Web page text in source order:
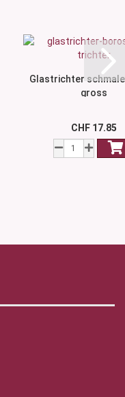
Glastrichter
gross
CHF 17.85